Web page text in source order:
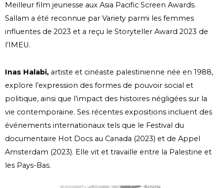
Meilleur film jeunesse aux Asia Pacific Screen Awards.
Sallam a été reconnue par Variety parmi les femmes
influentes de 2023 et a reçu le Storyteller Award 2023 de
l’IMEU.
Inas Halabi, artiste et cinéaste palestinienne née en 1988,
explore l’expression des formes de pouvoir social et
politique, ainsi que l’impact des histoires négligées sur la
vie contemporaine. Ses récentes expositions incluent des
événements internationaux tels que le Festival du
documentaire Hot Docs au Canada (2023) et de Appel
Amsterdam (2023). Elle vit et travaille entre la Palestine et
les Pays-Bas.